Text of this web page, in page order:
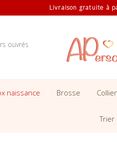
Livraison gratuite à
ouvrés
naissance Brosse
Trier